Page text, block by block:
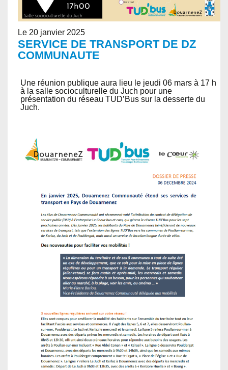
Le 20 janvier 2025
SERVICE DE TRANSPORT DE DZ
COMMUNAUTE
Une réunion publique aura lieu le jeudi 06 mars à 17 h
à la salle socioculturelle du Juch pour une
présentation du réseau TUD’Bus sur la desserte du
Juch.